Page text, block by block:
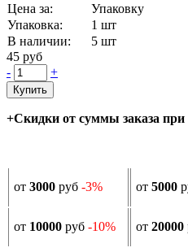
Цена за:
Упаковку
Упаковка:
1 шт
В наличии:
5 шт
45 руб
-
+
Купить
+Скидки от суммы заказа при
от 3000 руб -3% от 5000
от 10000 руб -10% от 20000